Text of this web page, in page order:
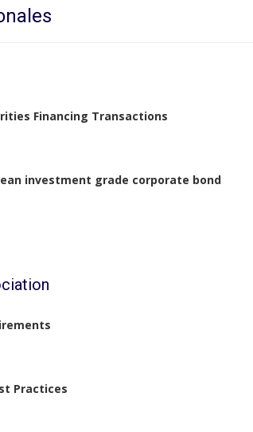
Financing Transactions
investment grade corporate bond
Practices